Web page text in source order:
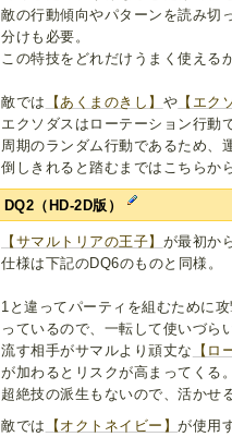
敵の行動傾向やパターンを読み切
分けも必要。
この特技をどれだけうまく使える
敵では 【あくまのきし】 や 【エク
エクソダスはローテーション行動
周期のランダム行動であるため、
倒しきれると踏むまではこちらか
DQ2（HD-2D版）
【サマルトリアの王子】 が最初か
仕様は下記のDQ6のものと同様。
1と違ってパーティを組むために
っているので、一転して使いづらい
流す相手がサマルより頑丈な
【ロ
が加わるとリスクが高まってくる。
超絶技の派生もないので、活かせ
敵では
【オクトネイビー】が使用